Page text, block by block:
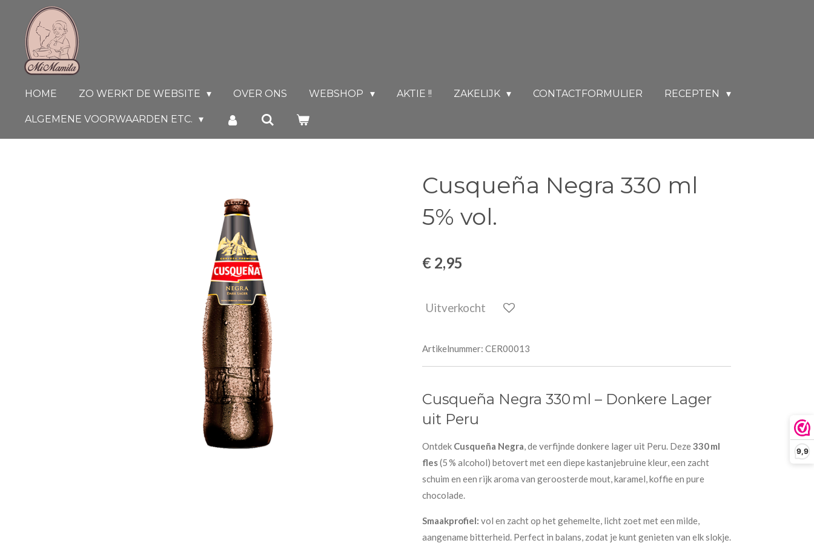
9,9
direct
HOME ZO WERKT DE WEBSITE OVER ONS WEBSHOP AKTIE !! ZAKELIJK CONTACTFORMULIER RECEPTEN
ALGEMENE VOORWAARDEN ETC.
Cusqueña Negra 330 ml
5% vol.
€ 2,95
Uitverkocht
Artikelnummer: CER00013
Cusqueña Negra 330 ml – Donkere Lager
uit Peru
Ontdek Cusqueña Negra, de verfijnde donkere lager uit Peru. Deze330 ml
fles(5 % alcohol) betovert met een diepe kastanjebruine kleur, een zacht
schuim en een rijk aroma van geroosterde mout, karamel, koffie en pure
chocolade.
Smaakprofiel: vol en zacht op het gehemelte, licht zoet met een milde,
aangename bitterheid. Perfect in balans, zodat je kunt genieten van elk slokje.